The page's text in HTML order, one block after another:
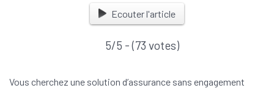
Ecouter l'article
5/5 - (73 votes)
Vous cherchez une solution d’assurance sans engagement